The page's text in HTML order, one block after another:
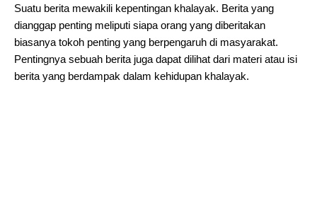
Suatu berita mewakili kepentingan khalayak. Berita yang
dianggap penting meliputi siapa orang yang diberitakan
biasanya tokoh penting yang berpengaruh di masyarakat.
Pentingnya sebuah berita juga dapat dilihat dari materi atau isi
berita yang berdampak dalam kehidupan khalayak.